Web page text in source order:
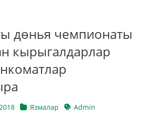
дөнья чемпионаты
кырыгалдарлар
Язмалар Admin